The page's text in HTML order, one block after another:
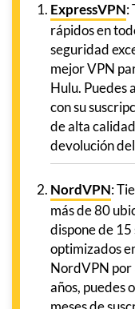
ExpressVPN:
rápidos en
seguridad
mejor VPN
Hulu. Puedes
con su
de alta
devolución
NordVPN:
más de 80
dispone de
optimizados
NordVPN por
años, puedes